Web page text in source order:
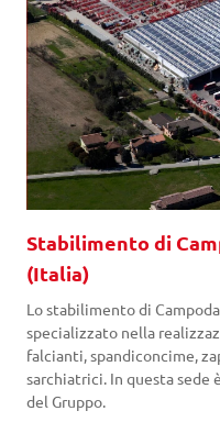
Stabilimento di
(Italia)
Lo stabilimento di
specializzato nella
falcianti, spandiconcime,
sarchiatrici. In questa sede
del Gruppo.